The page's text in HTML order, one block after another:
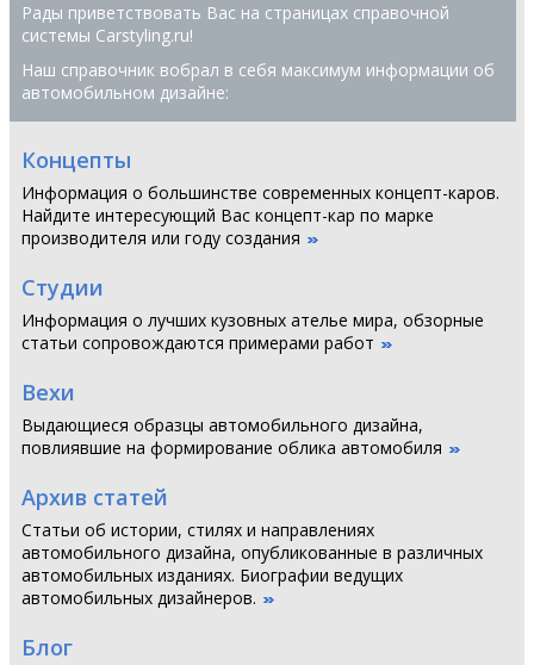
Рады приветствовать Вас на страницах справочной
системы Сarstyling.ru!
Наш справочник вобрал в себя максимум информации об
автомобильном дизайне:
Концепты
Информация о большинстве современных концепт-каров.
Найдите интересующий Вас концепт-кар по марке
производителя или году создания
Студии
Информация о лучших кузовных ателье мира, обзорные
статьи сопровождаются примерами работ
Вехи
Выдающиеся образцы автомобильного дизайна,
повлиявшие на формирование облика автомобиля
Архив статей
Статьи об истории, стилях и направлениях
автомобильного дизайна, опубликованные в различных
автомобильных изданиях. Биографии ведущих
автомобильных дизайнеров.
Блог